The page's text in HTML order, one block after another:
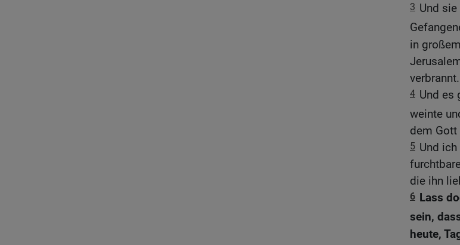
3 Und
in
verbrannt.
4 Und es
weinte
dem
5 Und
die ihn
6 Lass
sein,
heute,